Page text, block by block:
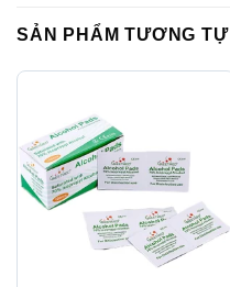
SẢN PHẨM TƯƠNG TỰ